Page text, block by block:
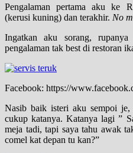
Pengalaman pertama aku ke
(kerusi kuning) dan terakhir. No
Ingatkan aku sorang,
pengalaman tak best di restoran
Facebook: https://
Nasib baik isteri aku sempoi je,
cukup katanya. Katanya lagi ”
meja tadi, tapi saya tahu awak
comel kat depan tu kan?”